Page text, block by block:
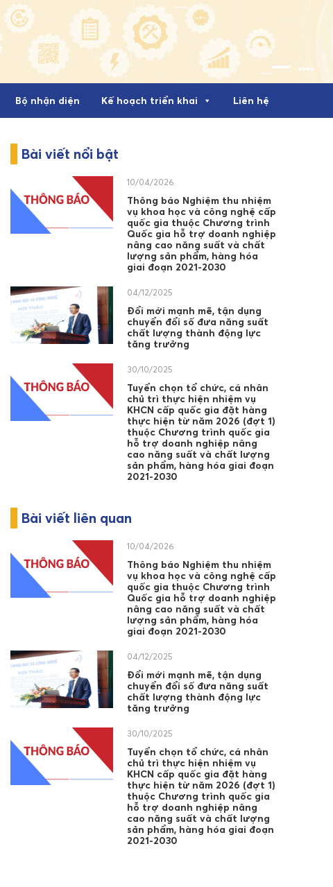
Bộ nhận diện Kế hoạch triển khai Liên hệ
Bài viết nổi bật
10/04/2026
Thông báo Nghiệm thu nhiệm
vụ khoa học và công nghệ cấp
quốc gia thuộc Chương trình
Quốc gia hỗ trợ doanh nghiệp
nâng cao năng suất và chất
lượng sản phẩm, hàng hóa
giai đoạn 2021-2030
04/12/2025
Đổi mới mạnh mẽ, tận dụng
chuyển đổi số đưa năng suất
chất lượng thành động lực
tăng trưởng
30/10/2025
Tuyển chọn tổ chức, cá nhân
chủ trì thực hiện nhiệm vụ
KHCN cấp quốc gia đặt hàng
thực hiện từ năm 2026 (đợt 1)
thuộc Chương trình quốc gia
hỗ trợ doanh nghiệp nâng
cao năng suất và chất lượng
sản phẩm, hàng hóa giai đoạn
2021-2030
Bài viết liên quan
10/04/2026
Thông báo Nghiệm thu nhiệm
vụ khoa học và công nghệ cấp
quốc gia thuộc Chương trình
Quốc gia hỗ trợ doanh nghiệp
nâng cao năng suất và chất
lượng sản phẩm, hàng hóa
giai đoạn 2021-2030
04/12/2025
Đổi mới mạnh mẽ, tận dụng
chuyển đổi số đưa năng suất
chất lượng thành động lực
tăng trưởng
30/10/2025
Tuyển chọn tổ chức, cá nhân
chủ trì thực hiện nhiệm vụ
KHCN cấp quốc gia đặt hàng
thực hiện từ năm 2026 (đợt 1)
thuộc Chương trình quốc gia
hỗ trợ doanh nghiệp nâng
cao năng suất và chất lượng
sản phẩm, hàng hóa giai đoạn
2021-2030